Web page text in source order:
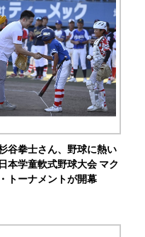
谷拳士さん、野球に熱い
学童軟式野球大会 マク
トーナメントが開幕